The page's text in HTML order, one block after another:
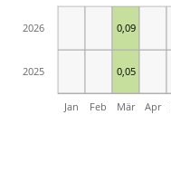
0,05
0,09
Jan Feb Mär Apr
2025
2026